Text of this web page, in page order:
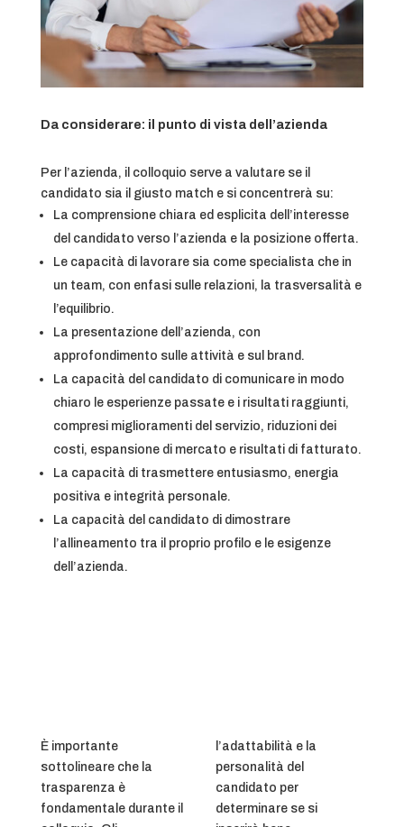
Da considerare: il punto di vista dell’azienda
Per l’azienda, il colloquio serve a valutare se il
candidato sia il giusto match e si concentrerà su:
La comprensione chiara ed esplicita dell’interesse
del candidato verso l’azienda e la posizione offerta.
Le capacità di lavorare sia come specialista che in
un team, con enfasi sulle relazioni, la trasversalità e
l’equilibrio.
La presentazione dell’azienda, con
approfondimento sulle attività e sul brand.
La capacità del candidato di comunicare in modo
chiaro le esperienze passate e i risultati raggiunti,
compresi miglioramenti del servizio, riduzioni dei
costi, espansione di mercato e risultati di fatturato.
La capacità di trasmettere entusiasmo, energia
positiva e integrità personale.
La capacità del candidato di dimostrare
l’allineamento tra il proprio profilo e le esigenze
dell’azienda.
È importante
sottolineare che la
trasparenza è
fondamentale durante il
l’adattabilità e la
personalità del
candidato per
determinare se si